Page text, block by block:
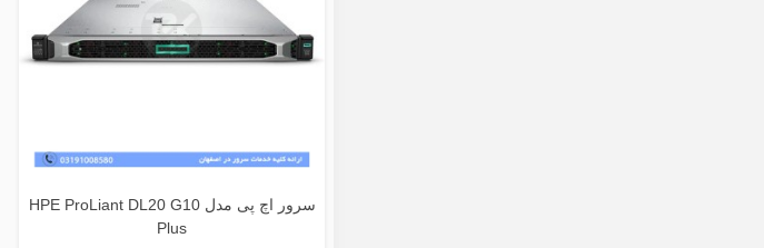
سرور اچ پی مدل HPE ProLiant DL20 G10
Plus